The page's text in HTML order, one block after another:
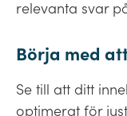
relevanta svar
Börja med
Se till att ditt
optimerat för